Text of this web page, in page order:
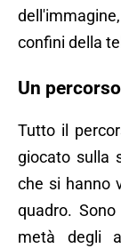
confini della
Un
Tutto il
giocato sulla
che si hanno
quadro.
metà degli